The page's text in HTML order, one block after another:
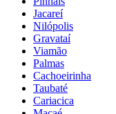
Jacareí
Nilópolis
Gravataí
Viamão
Palmas
Cachoeirinha
Taubaté
Cariacica